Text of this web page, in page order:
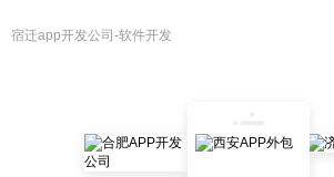
宿迁app开发公司-软件开发